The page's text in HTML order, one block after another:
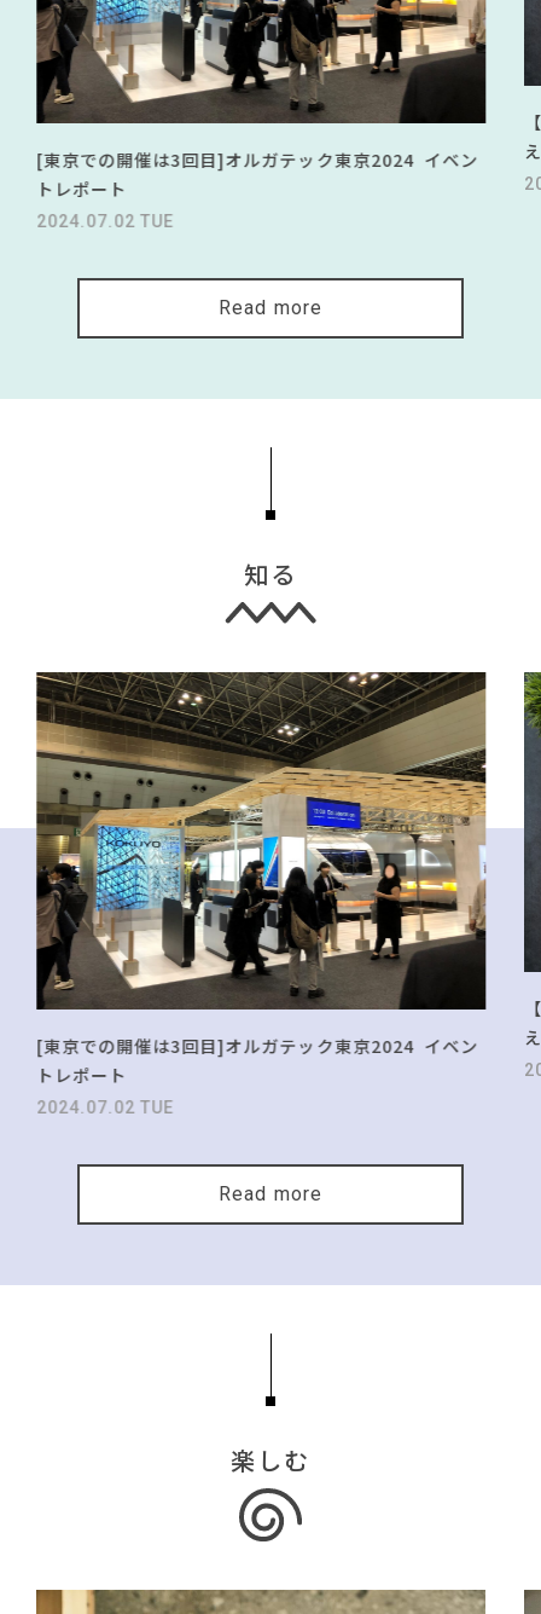
[東京での開催は3回目]オルガテック東京2024 イベン
トレポート
2024.07.02 TUE
Read more
知る
[東京での開催は3回目]オルガテック東京2024 イベン
トレポート
2024.07.02 TUE
Read more
楽しむ